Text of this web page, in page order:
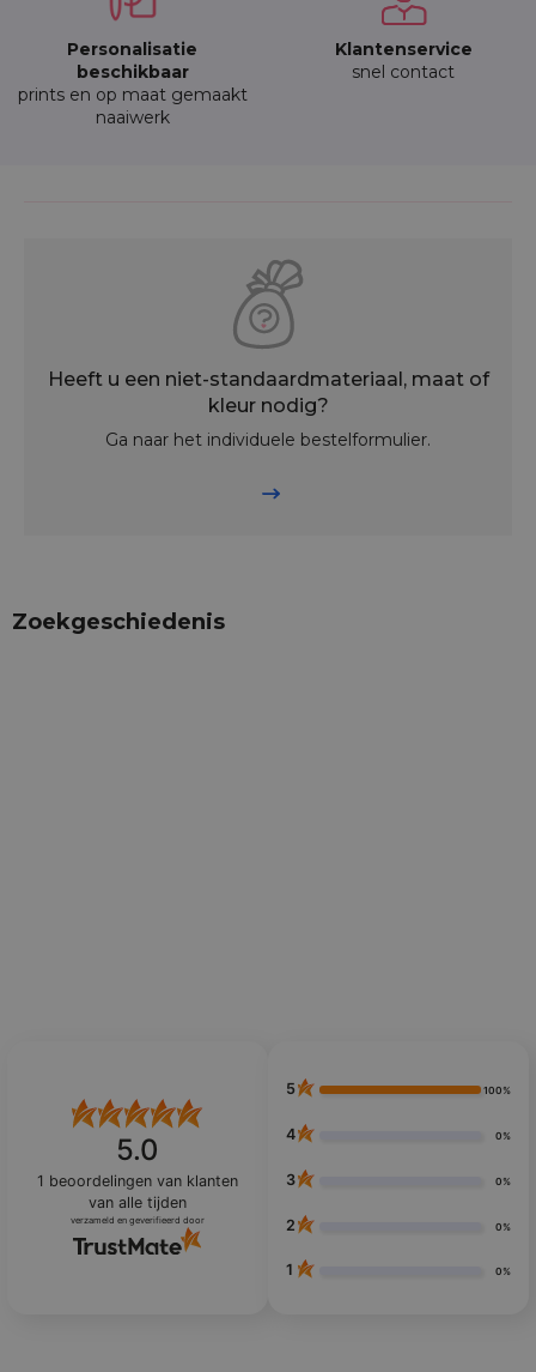
Personalisatie
beschikbaar
prints en op maat gemaakt
naaiwerk
Klantenservice
snel contact
Heeft u een niet-standaardmateriaal, maat of
kleur nodig?
Ga naar het individuele bestelformulier.
Zoekgeschiedenis
5.0
1 beoordelingen van klanten
van alle tijden
verzameld en geverifieerd door
5 100%
4 0%
3 0%
2 0%
1 0%